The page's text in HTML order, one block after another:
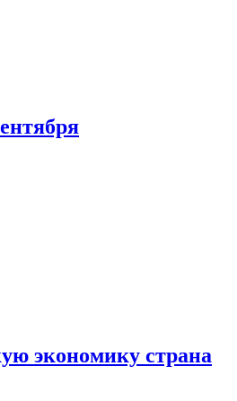
экономику страна